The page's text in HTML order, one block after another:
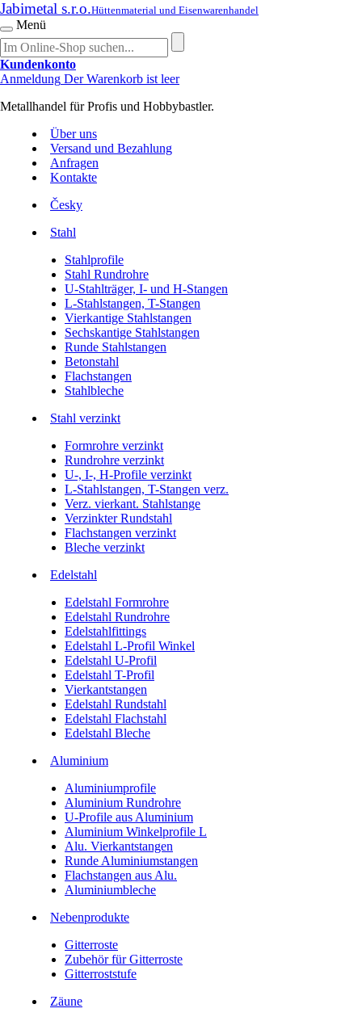
Jabimetal s.r.o.Hüttenmaterial und Eisenwarenhandel
Menü
Kundenkonto
Anmeldung Der Warenkorb ist leer
Metallhandel für Profis und Hobbybastler.
Über uns
Versand und Bezahlung
Anfragen
Kontakte
Česky
Stahl
Stahlprofile
Stahl Rundrohre
U-Stahlträger, I- und H-Stangen
L-Stahlstangen, T-Stangen
Vierkantige Stahlstangen
Sechskantige Stahlstangen
Runde Stahlstangen
Betonstahl
Flachstangen
Stahlbleche
Stahl verzinkt
Formrohre verzinkt
Rundrohre verzinkt
U-, I-, H-Profile verzinkt
L-Stahlstangen, T-Stangen verz.
Verz. vierkant. Stahlstange
Verzinkter Rundstahl
Flachstangen verzinkt
Bleche verzinkt
Edelstahl
Edelstahl Formrohre
Edelstahl Rundrohre
Edelstahlfittings
Edelstahl L-Profil Winkel
Edelstahl U-Profil
Edelstahl T-Profil
Vierkantstangen
Edelstahl Rundstahl
Edelstahl Flachstahl
Edelstahl Bleche
Aluminium
Aluminiumprofile
Aluminium Rundrohre
U-Profile aus Aluminium
Aluminium Winkelprofile L
Alu. Vierkantstangen
Runde Aluminiumstangen
Flachstangen aus Alu.
Aluminiumbleche
Nebenprodukte
Gitterroste
Zubehör für Gitterroste
Gitterroststufe
Zäune